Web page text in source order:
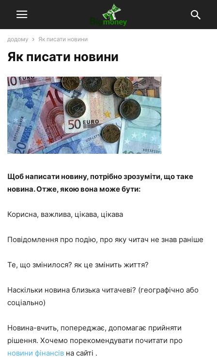
додому Як писати новини
Як писати новини
Щоб написати новину, потрібно зрозуміти, що таке
новина. Отже, якою вона може бути:
Корисна, важлива, цікава, цікава
Повідомлення про подію, про яку читач не знав раніше
Те, що змінилося? як це змінить життя?
Наскільки новина близька читачеві? (географічно або
соціально)
Новина-вчить, попереджає, допомагає прийняти
рішення. Хочемо порекомендувати почитати про
новини фінансів на сайті .